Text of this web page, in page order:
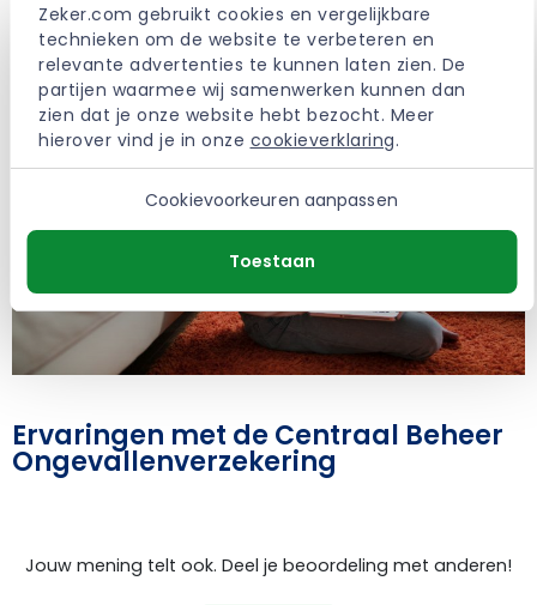
Zeker.com gebruikt cookies en vergelijkbare
technieken om de website te verbeteren en
relevante advertenties te kunnen laten zien. De
partijen waarmee wij samenwerken kunnen dan
zien dat je onze website hebt bezocht. Meer
hierover vind je in onze cookieverklaring.
Cookievoorkeuren aanpassen
Toestaan
Ervaringen met de Centraal Beheer
Ongevallenverzekering
Jouw mening telt ook. Deel je beoordeling met anderen!